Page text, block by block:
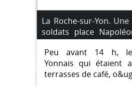
La Roche-sur-Yon.
soldats place
midi.
Peu avant 14 h,
Yonnais qui étaient
terrasses de café,